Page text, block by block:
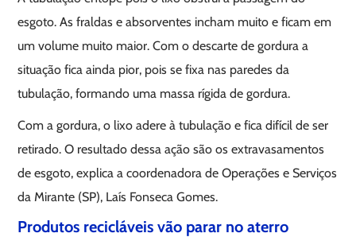
esgoto. As fraldas e absorventes incham muito e ficam em
um volume muito maior. Com o descarte de gordura a
situação fica ainda pior, pois se fixa nas paredes da
tubulação, formando uma massa rígida de gordura.
Com a gordura, o lixo adere à tubulação e fica difícil de ser
retirado. O resultado dessa ação são os extravasamentos
de esgoto, explica a coordenadora de Operações e Serviços
da Mirante (SP), Laís Fonseca Gomes.
Produtos recicláveis vão parar no aterro